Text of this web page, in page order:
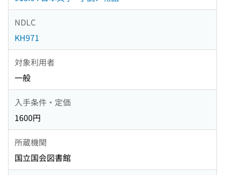
NDLC
KH971
対象利用者
一般
入手条件・定価
1600円
所蔵機関
国立国会図書館